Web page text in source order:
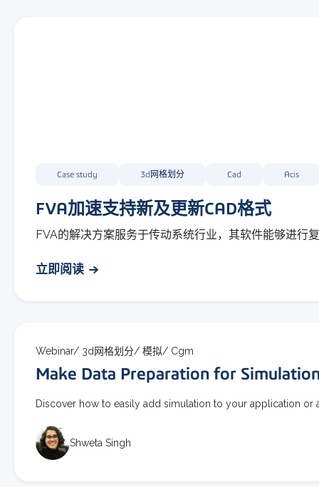
Case study 3d网格划分 Cad Acis
FVA加速支持新及更新CAD格式
FVA的解决方案服务于传动系统行业，其软件能够进行
立即阅读
Webinar/ 3d网格划分/ 模拟/ Cgm
Make Data Preparation for
Discover how to easily add simulation to your application or
Shweta Singh